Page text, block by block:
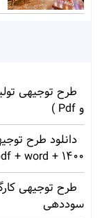
و Pdf )
دانلود طرح
1400 + pdf + word
طرح توجیهی
سوددهی